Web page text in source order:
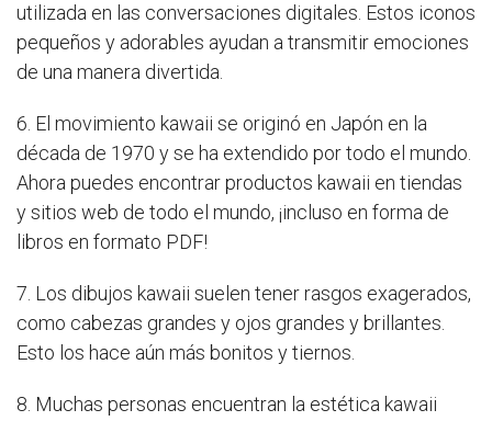
utilizada en las conversaciones digitales. Estos iconos
pequeños y adorables ayudan a transmitir emociones
de una manera divertida.
6. El movimiento kawaii se originó en Japón en la
década de 1970 y se ha extendido por todo el mundo.
Ahora puedes encontrar productos kawaii en tiendas
y sitios web de todo el mundo, ¡incluso en forma de
libros en formato PDF!
7. Los dibujos kawaii suelen tener rasgos exagerados,
como cabezas grandes y ojos grandes y brillantes.
Esto los hace aún más bonitos y tiernos.
8. Muchas personas encuentran la estética kawaii